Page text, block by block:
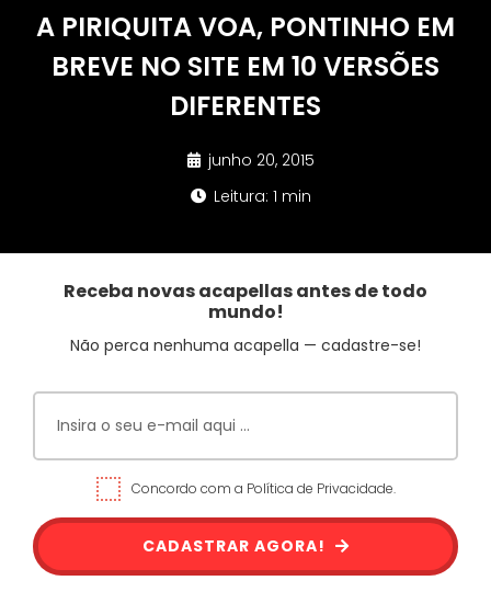
A PIRIQUITA VOA, PONTINHO EM
BREVE NO SITE EM 10 VERSÕES
DIFERENTES
junho 20, 2015
Leitura: 1 min
Receba novas acapellas antes de todo
mundo!
Não perca nenhuma acapella — cadastre-se!
Concordo com a Política de Privacidade.
CADASTRAR AGORA!